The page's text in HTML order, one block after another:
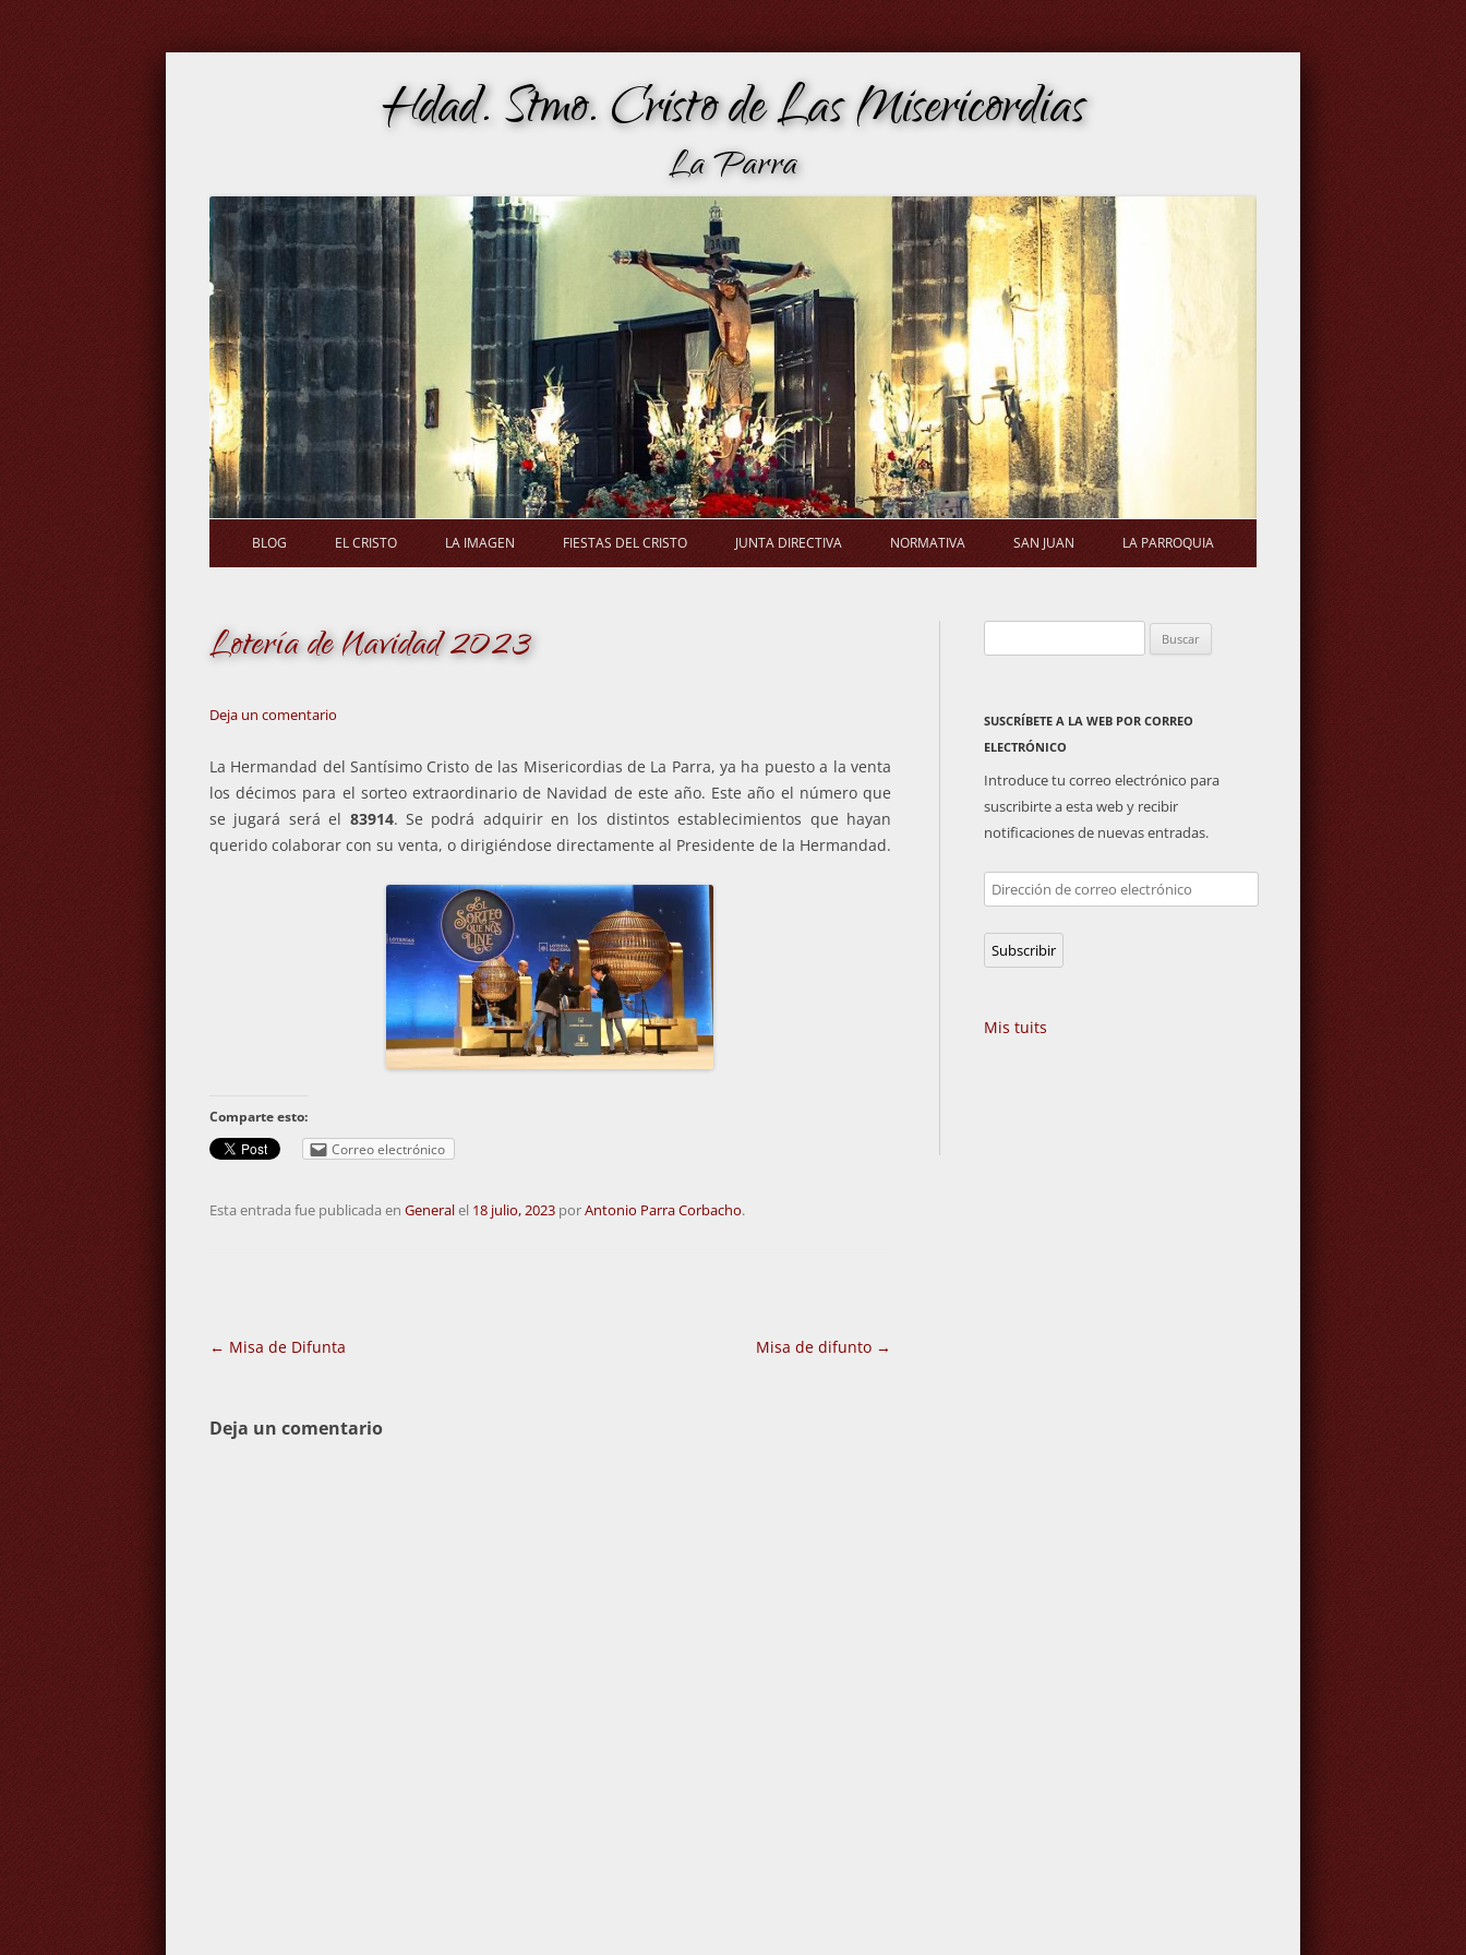
Hdad. Stmo. Cristo de Las Misericordias
La Parra
Saltar
al
contenido
BLOG EL CRISTO LA IMAGEN FIESTAS DEL CRISTO JUNTA DIRECTIVA NORMATIVA
GENERAL
SAN JUAN
PLAZA DE TOROS
LA PARROQUIA
ACTIVIDADES PARROQUIALES
Lotería de Navidad 2023
Deja un comentario
La Hermandad del Santísimo Cristo de las Misericordias de La Parra, ya ha puesto a la venta
los décimos para el sorteo extraordinario de Navidad de este año. Este año el número que
se jugará será el 83914. Se podrá adquirir en los distintos establecimientos que hayan
querido colaborar con su venta, o dirigiéndose directamente al Presidente de la Hermandad.
Comparte esto:
Correo electrónico
Esta entrada fue publicada en Generalel 18 julio, 2023 porAntonio Parra Corbacho.
Navegación
← Misa de Difunta Misa de difunto →
Deja un comentario
SUSCRÍBETE A LA WEB POR CORREO
ELECTRÓNICO
Introduce tu correo electrónico para
suscribirte a esta web y recibir
notificaciones de nuevas entradas.
Dirección
de
correo
electrónico
Subscribir
Mis tuits